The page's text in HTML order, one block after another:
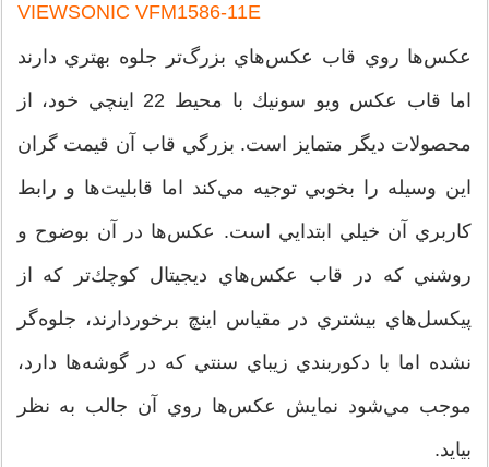
VIEWSONIC VFM1586-11E
عكس‌ها روي قاب عكس‌هاي بزرگ‌تر جلوه بهتري دارند
اما قاب عكس ويو سونيك با محيط 22 اينچي خود، از
محصولات ديگر متمايز است. بزرگي قاب آن قيمت گران
اين وسيله را بخوبي توجيه مي‌كند اما قابليت‌ها و رابط
كاربري آن خيلي ابتدايي است. عكس‌ها در آن بوضوح و
روشني كه در قاب عكس‌هاي ديجيتال كوچك‌تر كه از
پيكسل‌هاي بيشتري در مقياس اينچ برخوردارند، جلوه‌گر
نشده اما با دكوربندي زيباي سنتي كه در گوشه‌ها دارد،
موجب مي‌شود نمايش عكس‌ها روي آن جالب به نظر
بيايد.